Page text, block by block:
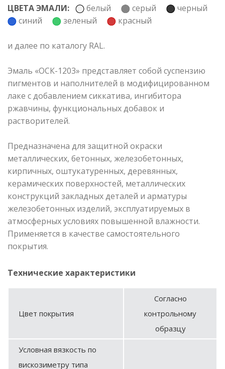
ЦВЕТА ЭМАЛИ: белый серый
черный
синий
зеленый красный
и далее по каталогу RAL.
Эмаль «ОСК-1203» представляет собой суспензию
пигментов и наполнителей в модифицированном
лаке с добавлением сиккатива, ингибитора
ржавчины, функциональных добавок и
растворителей.
Предназначена для защитной окраски
металлических, бетонных, железобетонных,
кирпичных, оштукатуренных, деревянных,
керамических поверхностей, металлических
конструкций закладных деталей и арматуры
железобетонных изделий, эксплуатируемых в
атмосферных условиях повышенной влажности.
Применяется в качестве самостоятельного
покрытия.
Технические характеристики
Цвет покрытия
Согласно
контрольному
образцу
Условная вязкость по
вискозиметру типа